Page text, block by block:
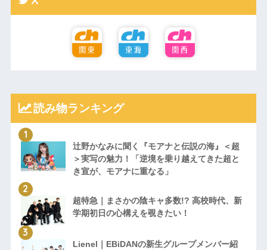
読み物ランキング
辻野かなみに聞く『モアナと伝説の海』＜超
＞実写の魅力！「逆境を乗り越えてきた超と
き宣が、モアナに重なる」
超特急｜まさかの陰キャ多数!? 高校時代、新
学期初日の心構えを覗きたい！
Lienel｜EBiDANの新生グループメンバー紹